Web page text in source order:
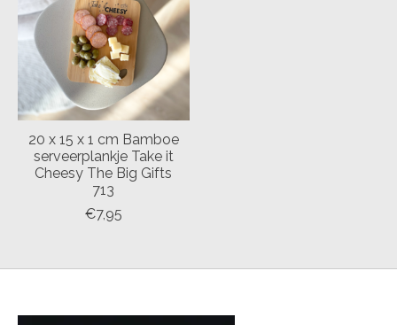
20 x 15 x 1 cm Bamboe
serveerplankje Take it
Cheesy The Big Gifts
713
€7,95